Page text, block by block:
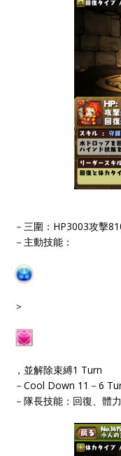
－三圍：HP3003攻擊
－主動技能：
＞
，並解除束縛1 Turn
－Cool Down 11－6
－隊長技能：回復、體